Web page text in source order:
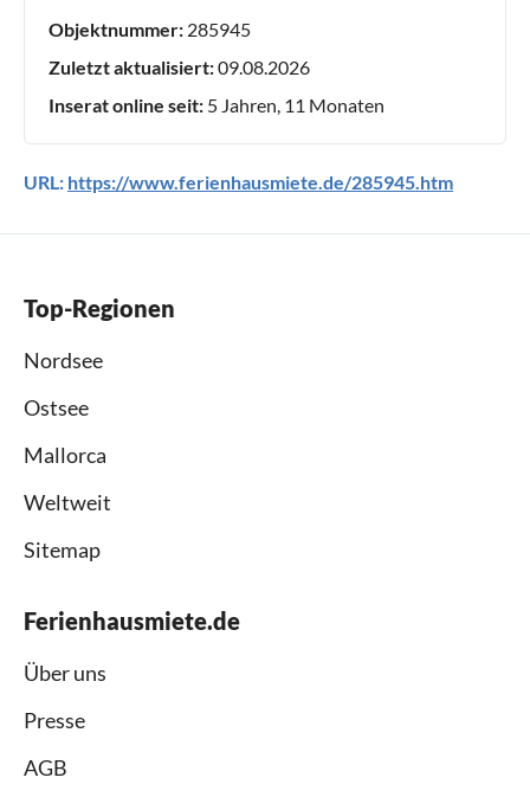
Objektnummer: 285945
Zuletzt aktualisiert:09.08.2026
Inserat online seit: 5 Jahren, 11 Monaten
URL: https://www.ferienhausmiete.de/285945.htm
Top-Regionen
Nordsee
Ostsee
Mallorca
Weltweit
Sitemap
Ferienhausmiete.de
Über uns
Presse
AGB